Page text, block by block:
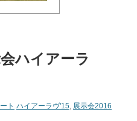
ハイアーラ
ト ハイアーラヴ'15, 展示会2016